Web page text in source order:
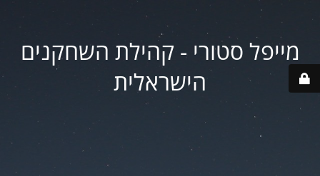
מייפל סטורי - קהילת השחקנים
הישראלית